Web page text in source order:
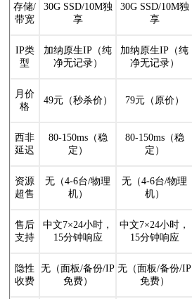
存储/
带宽
30G SSD/10M独
享
30G SSD/10M独
享
IP类
型
加纳原生IP（纯
净无记录）
加纳原生IP（纯
净无记录）
月价
格
49元（秒杀价） 79元（原价）
西非
延迟
80-150ms（稳
定）
80-150ms（稳
定）
资源
超售
无（4-6台/物理
机）
无（4-6台/物理
机）
售后
支持
中文7×24小时，
15分钟响应
中文7×24小时，
15分钟响应
隐性
收费
无（面板/备份/IP
免费）
无（面板/备份/IP
免费）